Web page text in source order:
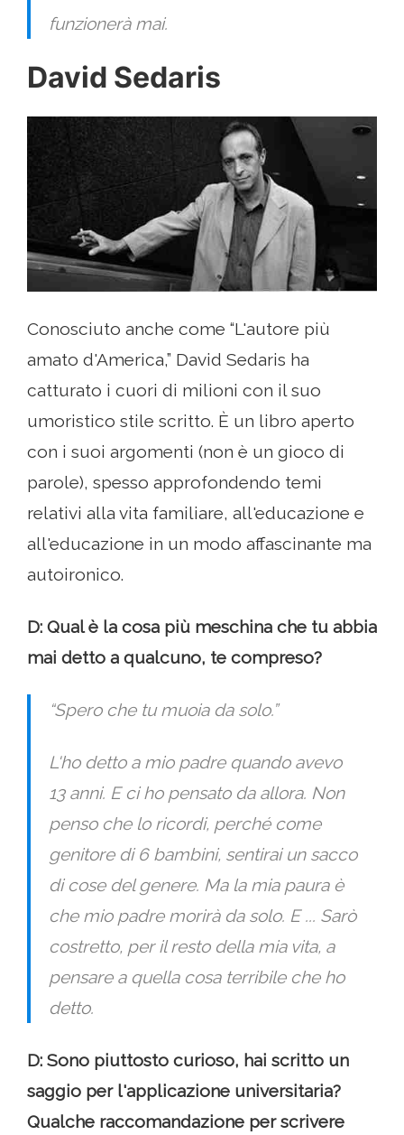
funzionerà mai.
David Sedaris
Conosciuto anche come “L'autore più
amato d'America,” David Sedaris ha
catturato i cuori di milioni con il suo
umoristico stile scritto. È un libro aperto
con i suoi argomenti (non è un gioco di
parole), spesso approfondendo temi
relativi alla vita familiare, all'educazione e
all'educazione in un modo affascinante ma
autoironico.
D: Qual è la cosa più meschina che tu abbia
mai detto a qualcuno, te compreso?
“Spero che tu muoia da solo.”
L'ho detto a mio padre quando avevo
13 anni. E ci ho pensato da allora. Non
penso che lo ricordi, perché come
genitore di 6 bambini, sentirai un sacco
di cose del genere. Ma la mia paura è
che mio padre morirà da solo. E ... Sarò
costretto, per il resto della mia vita, a
pensare a quella cosa terribile che ho
detto.
D: Sono piuttosto curioso, hai scritto un
saggio per l'applicazione universitaria?
Qualche raccomandazione per scrivere